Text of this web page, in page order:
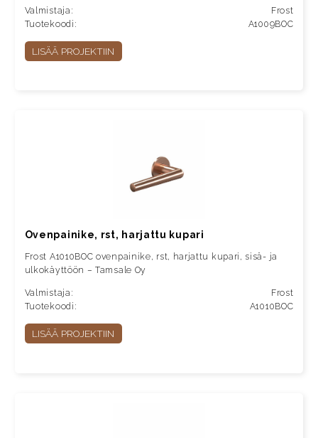
Valmistaja:
Frost
Tuotekoodi:
A1009BOC
LISÄÄ PROJEKTIIN
Ovenpainike, rst, harjattu kupari
Frost A1010BOC ovenpainike, rst, harjattu kupari, sisä- ja
ulkokäyttöön – Tamsale Oy
Valmistaja:
Frost
Tuotekoodi:
A1010BOC
LISÄÄ PROJEKTIIN